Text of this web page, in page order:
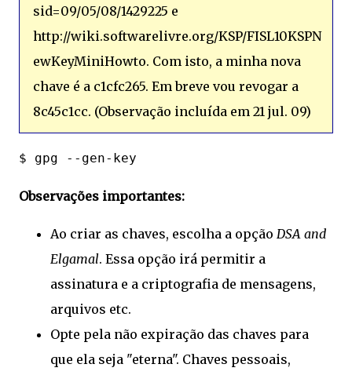
sid=09/05/08/1429225 e
http://wiki.softwarelivre.org/KSP/FISL10KSPN
ewKeyMiniHowto. Com isto, a minha nova
chave é a c1cfc265. Em breve vou revogar a
8c45c1cc. (Observação incluída em 21 jul. 09)
Observações importantes:
Ao criar as chaves, escolha a opção DSA and
Elgamal. Essa opção irá permitir a
assinatura e a criptografia de mensagens,
arquivos etc.
Opte pela não expiração das chaves para
que ela seja "eterna". Chaves pessoais,